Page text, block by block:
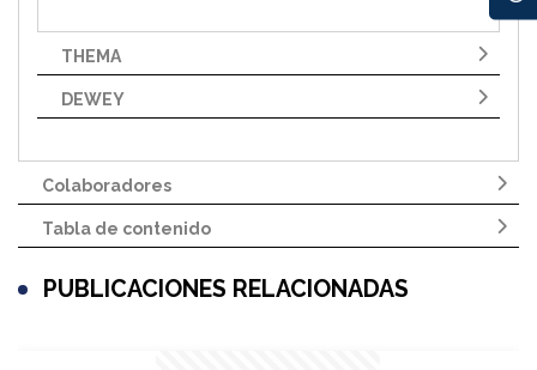
THEMA
DEWEY
Colaboradores
Tabla de contenido
PUBLICACIONES RELACIONADAS